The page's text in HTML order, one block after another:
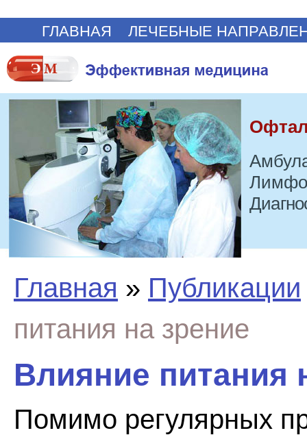
ГЛАВНАЯ ЛЕЧЕБНЫЕ
Главная » Публикации
питания на зрение
Влияние питания
Помимо регулярных